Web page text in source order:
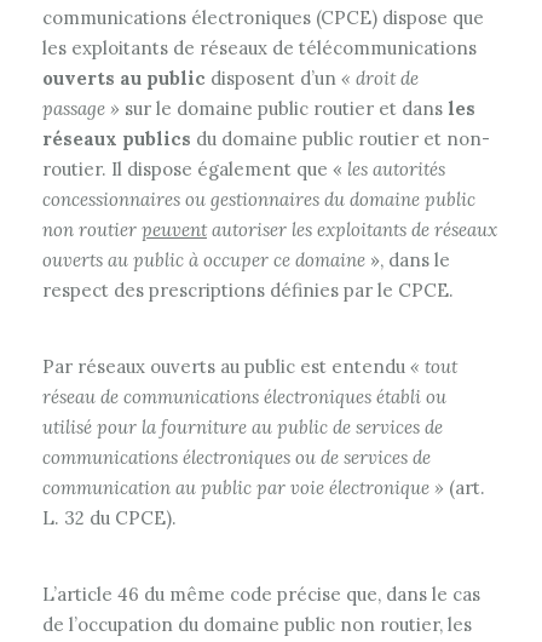
communications électroniques (CPCE) dispose que
les exploitants de réseaux de télécommunications
ouverts au public disposent d’un « droit de
passage » sur le domaine public routier et dans les
réseaux publics du domaine public routier et non-
routier. Il dispose également que « les autorités
concessionnaires ou gestionnaires du domaine public
non routier peuventautoriser les exploitants de réseaux
ouverts au public à occuper ce domaine », dans le
respect des prescriptions définies par le CPCE.
Par réseaux ouverts au public est entendu « tout
réseau de communications électroniques établi ou
utilisé pour la fourniture au public de services de
communications électroniques ou de services de
communication au public par voie électronique » (art.
L. 32 du CPCE).
L’article 46 du même code précise que, dans le cas
de l’occupation du domaine public non routier, les